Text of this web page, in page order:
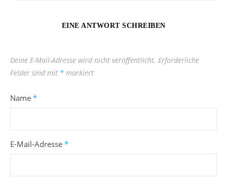
EINE ANTWORT SCHREIBEN
Deine E-Mail-Adresse wird nicht veröffentlicht. Erforderliche
Felder sind mit * markiert
Name *
E-Mail-Adresse *